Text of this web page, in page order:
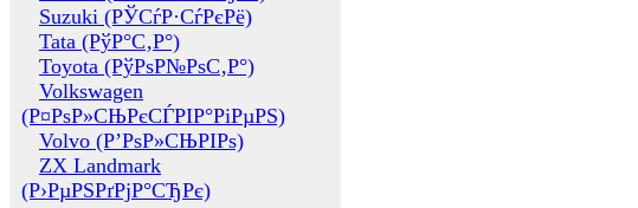
Suzuki (РЎСѓР·СѓРєРё)
Tata (РўР°С‚Р°)
Toyota (РўРѕР№РѕС‚Р°)
Volkswagen
(Р¤РѕР»СЊРєСЃРІР°РіРµРЅ)
Volvo (Р’РѕР»СЊРІРѕ)
ZX Landmark
(Р›РµРЅРґРјР°СЂРє)